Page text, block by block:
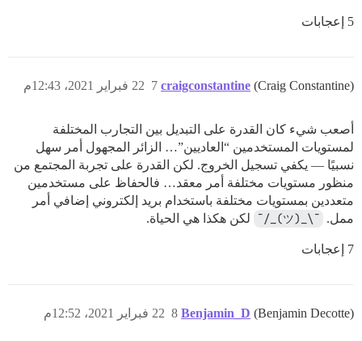
5 إعجابات
craigconstantine (Craig Constantine) 22 فبراير 2021، 12:43م 7
أصعب شيء كان القدرة على التبديل بين التجارب المختلفة
لمستويات المستخدمين “العاديين”… الزائر المجهول أمر سهل
نسبيًا — يكفي تسجيل الخروج. لكن القدرة على تجربة المجتمع من
منظور مستويات مختلفة أمر معقد… فالحفاظ على مستخدمين
متعددين بمستويات مختلفة باستخدام بريد إلكتروني إضافي أمر
ممل. ¯\_(ツ)_/¯ لكن هكذا هي الحياة.
7 إعجابات
Benjamin_D (Benjamin Decotte) 22 فبراير 2021، 12:52م 8